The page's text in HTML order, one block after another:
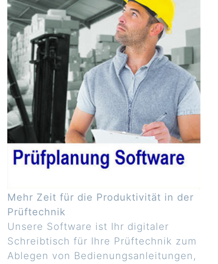
Mehr Zeit für die Produktivität in der
Prüftechnik
Unsere Software ist Ihr digitaler
Schreibtisch für Ihre Prüftechnik zum
Ablegen von Bedienungsanleitungen,